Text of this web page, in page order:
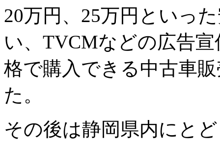
20万円、25万円といっ
い、TVCMなどの広告
格で購入できる中古車
た。
その後は静岡県内にと